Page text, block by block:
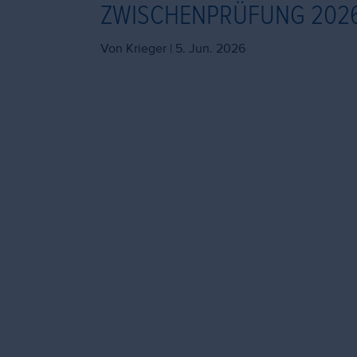
ZWISCHENPRÜFUNG
Von Krieger | 5. Jun. 2026